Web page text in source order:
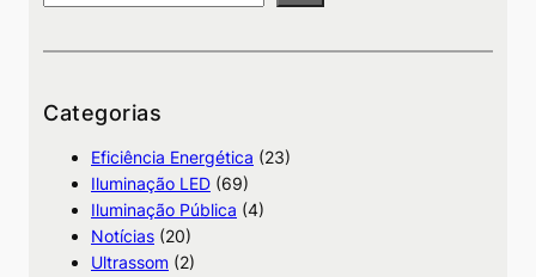
s
u
Categorias
Eficiência Energética (23)
Iluminação LED (69)
Iluminação Pública (4)
Notícias (20)
Ultrassom (2)